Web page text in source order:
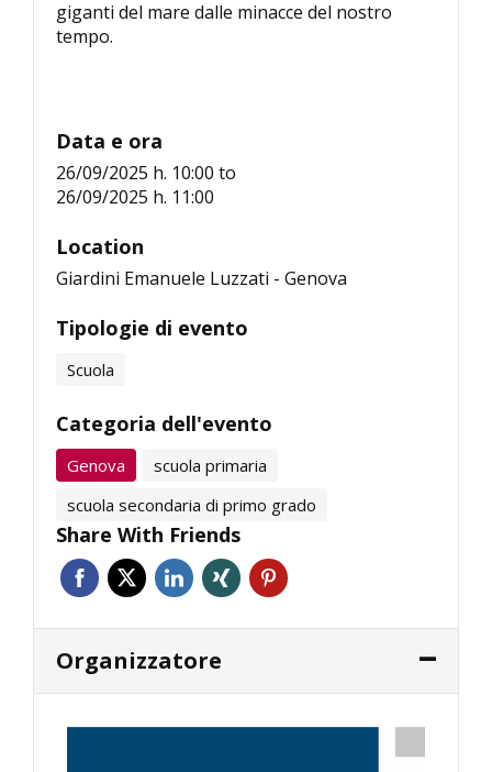
giganti del mare dalle minacce del nostro
tempo.
Data e ora
26/09/2025 h. 10:00 to
26/09/2025 h. 11:00
Location
Giardini Emanuele Luzzati - Genova
Tipologie di evento
Scuola
Categoria dell'evento
Genova
scuola primaria
scuola secondaria di primo grado
Share With Friends
Organizzatore